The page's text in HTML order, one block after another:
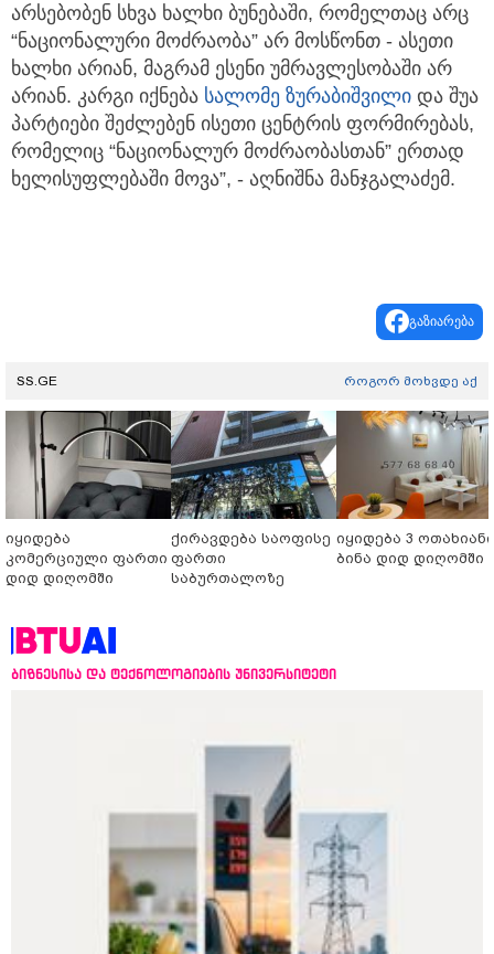
არსებობენ სხვა ხალხი ბუნებაში, რომელთაც არც
“ნაციონალური მოძრაობა” არ მოსწონთ - ასეთი
ხალხი არიან, მაგრამ ესენი უმრავლესობაში არ
არიან. კარგი იქნება სალომე ზურაბიშვილი და შუა
პარტიები შეძლებენ ისეთი ცენტრის ფორმირებას,
რომელიც “ნაციონალურ მოძრაობასთან” ერთად
ხელისუფლებაში მოვა”, - აღნიშნა მანჯგალაძემ.
გაზიარება
SS.GE როგორ მოხვდე აქ
იყიდება
კომერციული ფართი
დიდ დიღომში
ქირავდება საოფისე
ფართი
საბურთალოზე
იყიდება 3 ოთახიანი
ბინა დიდ დიღომში
ბიზნესისა და ტექნოლოგიების უნივერსიტეტი